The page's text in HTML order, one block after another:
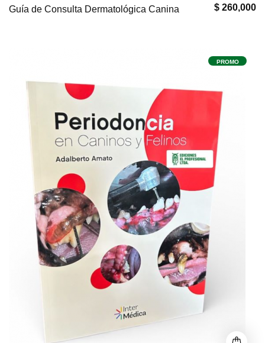
$ 260,000
Guía de Consulta Dermatológica Canina
PROMO